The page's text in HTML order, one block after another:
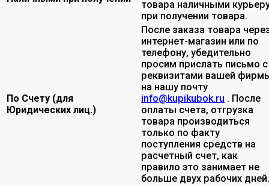
товара наличными
при получении товара.
По Счету (для
Юридических лиц.)
После заказа товара
интернет-магазин или по
телефону, убедительно
просим прислать письмо с
реквизитами вашей
на нашу почту
info@kupikubok.ru . После
оплаты счета, отгрузка
товара производиться
только по факту
поступления средств на
расчетный счет, как
правило это занимает не
больше двух рабочих дней.